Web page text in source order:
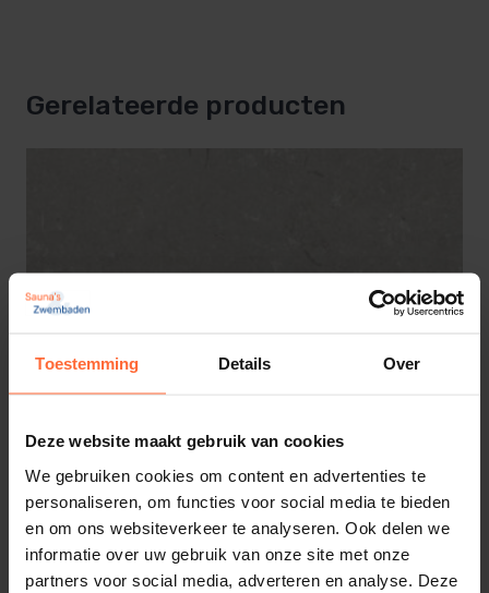
Toestemming Details Over
Deze website maakt gebruik van cookies
We gebruiken cookies om content en advertenties te
personaliseren, om functies voor social media te bieden
en om ons websiteverkeer te analyseren. Ook delen we
informatie over uw gebruik van onze site met onze
partners voor social media, adverteren en analyse. Deze
Bestand tegen vorst, chloor en verkleuring door
Perfect te combineren met bijpassende
keramische terrastegels
Of je nu een nieuw zwembad aanlegt of een
keramische randstenen
en stijlvolle oplossing die jarenlang mooi blijft.
Specificaties dit artikel:
Gerelateerde producten